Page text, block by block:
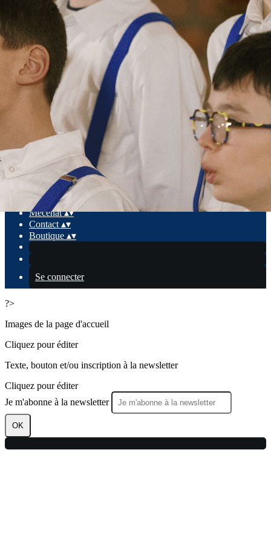
Exporter les lignes sélectionnées
Exporter toutes les colonnes
Exporter uniquement les colonnes affichées
Menu
Ajoutez un logo, un bouton, des réseaux sociaux
Cliquez pour éditer
La Manécanterie▴▾
Agenda des concerts
▾
L'équipe▴▾
Vidéos▴▾
Mécénat▴▾
Contact ▴▾
Boutique ▴▾
Se connecter
?>
Images de la page d'accueil
Cliquez pour éditer
Texte, bouton et/ou inscription à la newsletter
Cliquez pour éditer
Je m'abonne à la newsletter
OK